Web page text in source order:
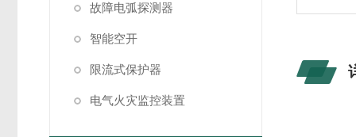
故障电弧探测器
智能空开
限流式保护器
电气火灾监控装置